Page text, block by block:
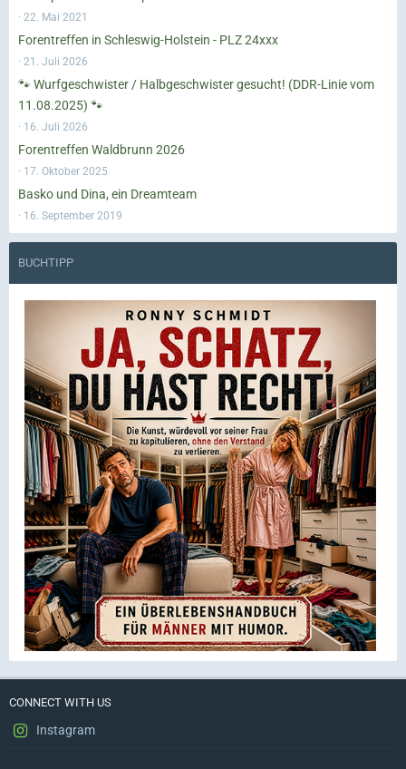
22. Mai 2021
Forentreffen in Schleswig-Holstein - PLZ 24xxx
21. Juli 2026
🐾 Wurfgeschwister / Halbgeschwister gesucht! (DDR-Linie vom
11.08.2025) 🐾
16. Juli 2026
Forentreffen Waldbrunn 2026
17. Oktober 2025
Basko und Dina, ein Dreamteam
16. September 2019
BUCHTIPP
CONNECT WITH US
Instagram